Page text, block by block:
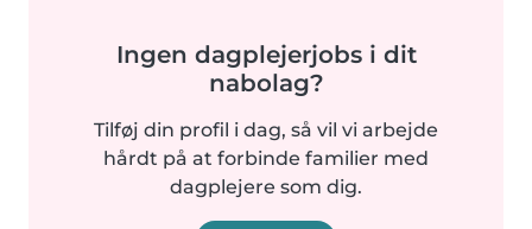
Ingen dagplejerjobs i dit
nabolag?
Tilføj din profil i dag, så vil vi arbejde
hårdt på at forbinde familier med
dagplejere som dig.